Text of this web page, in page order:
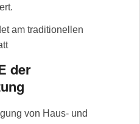
am traditionellen
der
von Haus- und